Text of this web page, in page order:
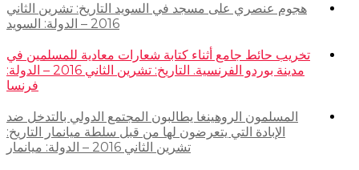
هجوم عنصري على مسجد في السويد التاريخ: تشرين الثاني
2016 – الدولة: السويد
تخريب حائط جامع أثناء كتابة شعارات معادية للمسلمين في
مدينة بوردو الفرنسية. التاريخ: تشرين الثاني 2016 – الدولة:
فرنسا
المسلمون الروهينغا يطالبون المجتمع الدولي بالتدخل ضد
الإبادة التي يتعرضون لها من قبل سلطة ميانمار التاريخ:
تشرين الثاني 2016 – الدولة: ميانمار